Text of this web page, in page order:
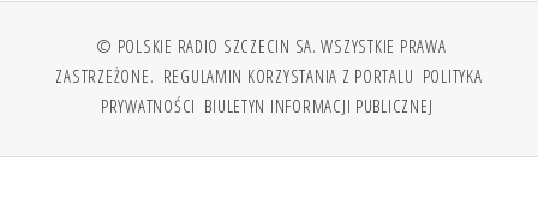
© POLSKIE RADIO SZCZECIN SA. WSZYSTKIE PRAWA
ZASTRZEŻONE. REGULAMIN KORZYSTANIA Z PORTALU POLITYKA
PRYWATNOŚCI BIULETYN INFORMACJI PUBLICZNEJ